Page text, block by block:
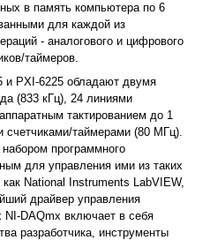
в память компьютера по 6
для каждой из
- аналогового и цифрового
таймеров.
и PXI-6225 обладают двумя
(833 кГц), 24 линиями
тактированием до 1
таймерами (80 МГц).
программного
для управления ими из таких
National Instruments LabVIEW,
драйвер управления
NI-DAQmx включает в себя
разработчика, инструменты